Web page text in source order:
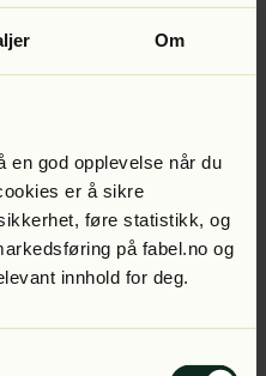
Om
en god opplevelse når du
er å sikre
føre statistikk, og
på fabel.no og
innhold for deg.